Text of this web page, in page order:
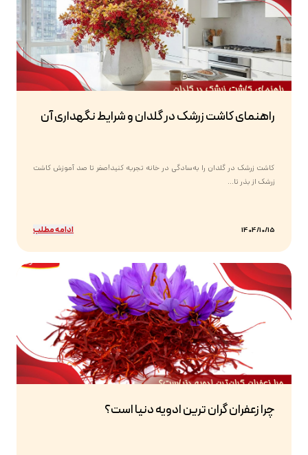
راهنمای کاشت زرشک در گلدان و شرایط نگهداری آن
کاشت زرشک در گلدان را به‌سادگی در خانه تجربه کنید!صفر تا صد آموزش کاشت
زرشک از بذر تا...
1404/10/15 ادامه مطلب
چرا زعفران گران ترین ادویه دنیا است؟